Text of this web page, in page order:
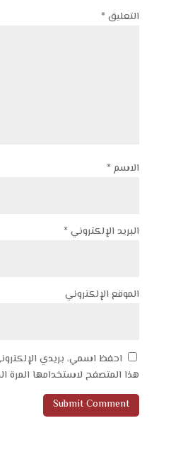
التعليق *
الاسم *
البريد الإلكتروني *
الموقع الإلكتروني
احفظ اسمي، بريدي
هذا المتصفح لاستخدامها المرة